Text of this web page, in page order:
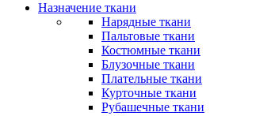
Назначение ткани
Нарядные ткани
Пальтовые ткани
Костюмные ткани
Блузочные ткани
Плательные ткани
Курточные ткани
Рубашечные ткани